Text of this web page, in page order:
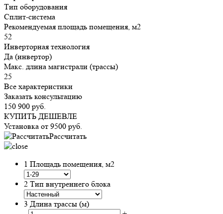
Тип оборудования
Сплит-система
Рекомендуемая площадь помещения, м2
52
Инверторная технология
Да (инвертор)
Макс. длина магистрали (трассы)
25
Все характеристики
Заказать консультацию
150 900 руб.
КУПИТЬ ДЕШЕВЛЕ
Установка от 9500 руб.
Рассчитать
1 Площадь помещения, м2
2 Тип внутреннего блока
3 Длина трассы (м)